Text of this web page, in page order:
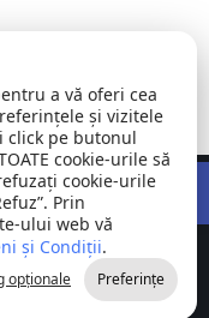
©
2026
Toate
drepturile
rezervate
SRL
a vă oferi cea
și vizitele
click pe butonul
cookie-urile să
cookie-urile
Prin
ului web vă
și Condiții.
opționale Preferințe